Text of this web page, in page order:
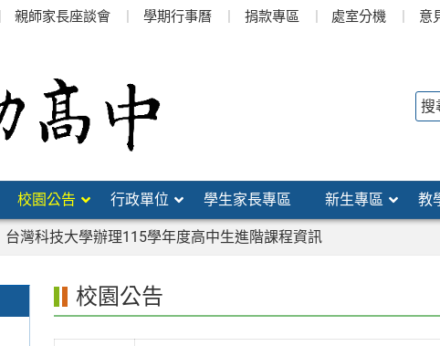
親師家長座談會 學期行事曆 捐款專區 處室分機 意
校園公告 行政單位 學生家長專區 新生專區 教
台灣科技大學辦理115學年度高中生進階課程資訊
校園公告